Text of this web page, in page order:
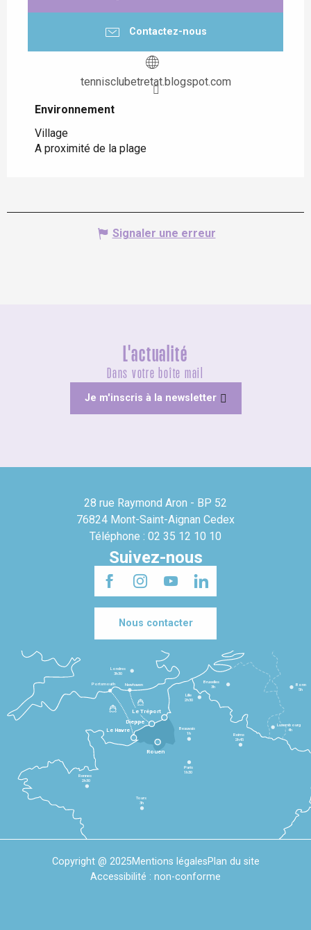
Contactez-nous
tennisclubetretat.blogspot.com
Environnement
Environnement
Village
A proximité de la plage
Signaler une erreur
L'actualité
Dans votre boîte mail
Je m'inscris à la newsletter
28 rue Raymond Aron - BP 52
76824 Mont-Saint-Aignan Cedex
Téléphone : 02 35 12 10 10
Suivez-nous
Nous contacter
Le Havre
Dieppe
Le Tréport
Rennes
2h30
Tours
3h
Paris
1h30
Beauvais
1h
Reims
2h45
Lille
2h30
Bruxelles
3h
Londres
3h30
Newhaven
Portsmouth
Bonn
5h
Luxembourg
4h
Rouen
Copyright @ 2025Mentions légalesPlan du site
Accessibilité : non-conforme